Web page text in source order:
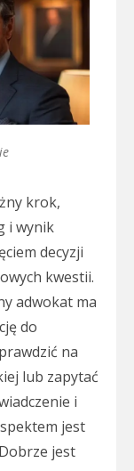
krok,
i wynik
decyzji
kwestii.
adwokat ma
do
na
lub zapytać
i
jest
jest